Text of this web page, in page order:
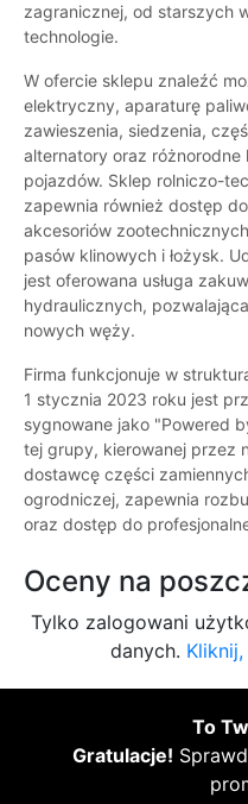
zagranicznej, od starszych
technologie.
W ofercie sklepu znaleźć
elektryczny, aparaturę
zawieszenia, siedzenia,
alternatory oraz
pojazdów. Sklep rolniczo-
zapewnia również dostęp
akcesoriów
pasów klinowych i łożysk.
jest oferowana usługa
hydraulicznych,
nowych węży.
Firma funkcjonuje w
1 stycznia 2023 roku jest
sygnowane jako "Powered
tej grupy, kierowanej przez
dostawcę części
ogrodniczej, zapewnia
oraz dostęp do
Oceny na
Tylko zalogowani
danych.
To
Gratulacje!